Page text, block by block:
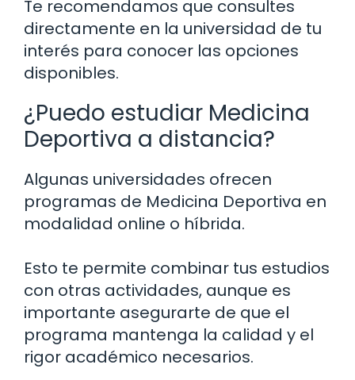
Te recomendamos que consultes
directamente en la universidad de tu
interés para conocer las opciones
disponibles.
¿Puedo estudiar Medicina
Deportiva a distancia?
Algunas universidades ofrecen
programas de Medicina Deportiva en
modalidad online o híbrida.
Esto te permite combinar tus estudios
con otras actividades, aunque es
importante asegurarte de que el
programa mantenga la calidad y el
rigor académico necesarios.